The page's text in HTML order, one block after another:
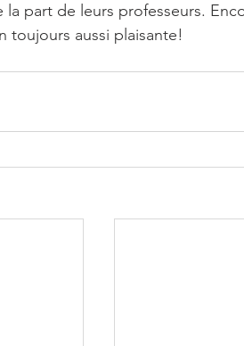
la part de leurs professeurs.
toujours aussi plaisante!